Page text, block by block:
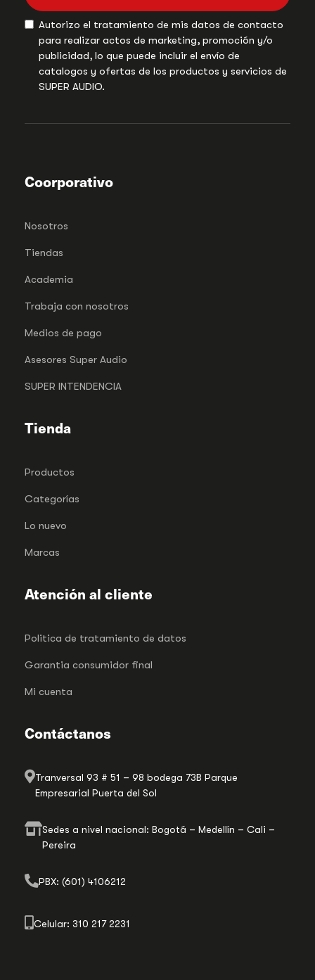
Autorizo el tratamiento de mis datos de contacto
para realizar actos de marketing, promoción y/o
publicidad, lo que puede incluir el envío de
catalogos y ofertas de los productos y servicios de
SUPER AUDIO.
Coorporativo
Nosotros
Tiendas
Academia
Trabaja con nosotros
Medios de pago
Asesores Super Audio
SUPER INTENDENCIA
Tienda
Productos
Categorías
Lo nuevo
Marcas
Atención al cliente
Politica de tratamiento de datos
Garantia consumidor final
Mi cuenta
Contáctanos
Tranversal 93 # 51 – 98 bodega 73B Parque
Empresarial Puerta del Sol
Sedes a nivel nacional: Bogotá – Medellín – Cali –
Pereira
PBX: (601) 4106212
Celular: 310 217 2231